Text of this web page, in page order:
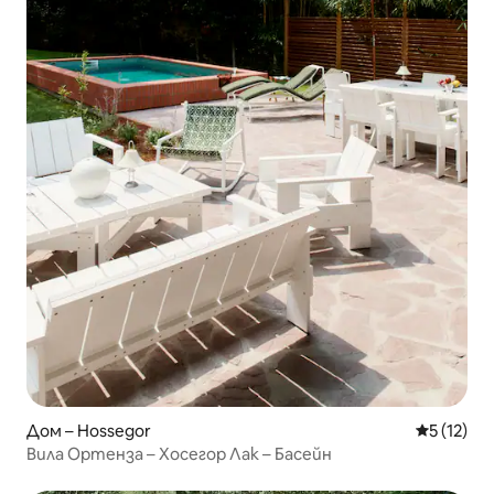
Дом – Hossegor Средна
5 (12)
Вила Ортенза – Хосегор Лак – Басейн